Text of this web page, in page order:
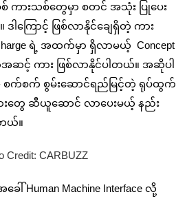
စ် ကားသစ်တွေမှာ စတင် အသုံး ပြုပေး
ြောင့် ဖြစ်လာနိုင်ချေရှိတဲ့ ကား
ရဲ့ အထက်မှာ ရှိလာမယ့် Concept
ဆင့် ကား ဖြစ်လာနိုင်ပါတယ်။ အဆိုပါ
က်စက် စွမ်းဆောင်ရည်မြင့်တဲ့ ရုပ်ထွက်
ားတွေ ဆီယူဆောင် လာပေးမယ့် နည်း
ယ်။
Credit: CARBUZZ
ါ် Human Machine Interface လို့